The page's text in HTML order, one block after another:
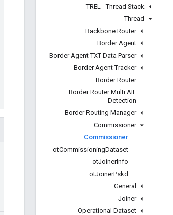
TREL - Thread Stack
Thread
Backbone Router
Border Agent
Border Agent TXT Data Parser
Border Agent Tracker
Border Router
Border Router Multi AIL
Detection
Border Routing Manager
Commissioner
Commissioner
otCommissioningDataset
otJoinerInfo
otJoinerPskd
General
Joiner
Operational Dataset